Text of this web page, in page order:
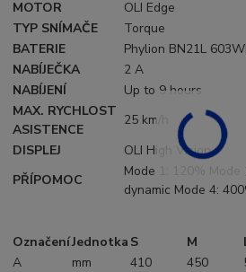
MOTOR
OLI Edge
TYP SNÍMAČE
Torque
BATERIE
Phylion BN21L
NABÍJEČKA
2 A
NABÍJENÍ
Up to 9 hours
MAX. RYCHLOST
ASISTENCE
25 km/h
DISPLEJ
OLI High Vision
PŘÍPOMOC
Mode 1: 120%
dynamic Mode 4:
OznačeníJednotka S M
A
mm 410 450